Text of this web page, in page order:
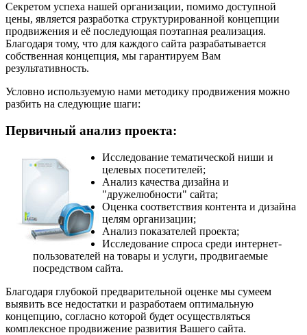
Секретом успеха нашей организации, помимо доступной
цены, является разработка структурированной концепции
продвижения и её последующая поэтапная реализация.
Благодаря тому, что для каждого сайта разрабатывается
собственная концепция, мы гарантируем Вам
результативность.
Условно используемую нами методику продвижения можно
разбить на следующие шаги:
Первичный анализ проекта:
Исследование тематической ниши и
целевых посетителей;
Анализ качества дизайна и
"дружелюбности" сайта;
Оценка соответствия контента и дизайна
целям организации;
Анализ показателей проекта;
Исследование спроса среди интернет-
пользователей на товары и услуги, продвигаемые
посредством сайта.
Благодаря глубокой предварительной оценке мы сумеем
выявить все недостатки и разработаем оптимальную
концепцию, согласно которой будет осуществляться
комплексное продвижение развития Вашего сайта.